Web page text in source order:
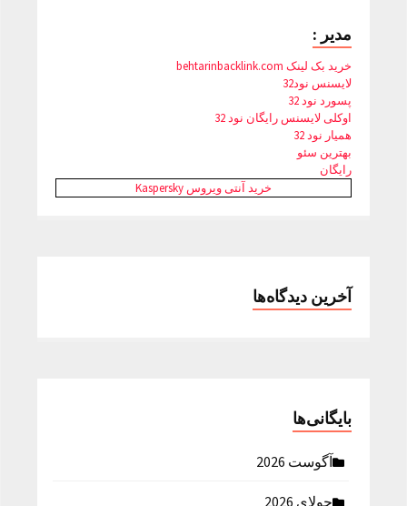
مدیر :
خرید بک لینک behtarinbacklink.com
لایسنس نود32
پسورد نود 32
اوکلی لایسنس رایگان نود 32
همیار نود 32
بهترین سئو
رایگان
خرید آنتی ویروس Kaspersky
آخرین دیدگاه‌ها
بایگانی‌ها
آگوست 2026
جولای 2026